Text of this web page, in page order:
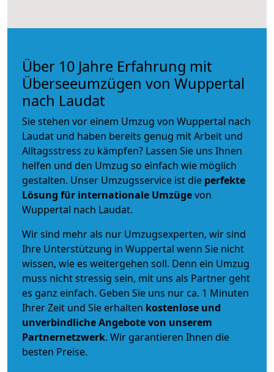
Über 10 Jahre Erfahrung mit
Überseeumzügen von Wuppertal
nach Laudat
Sie stehen vor einem Umzug von Wuppertal nach
Laudat und haben bereits genug mit Arbeit und
Alltagsstress zu kämpfen? Lassen Sie uns Ihnen
helfen und den Umzug so einfach wie möglich
gestalten. Unser Umzugsservice ist die perfekte
Lösung für internationale Umzügevon
Wuppertal nach Laudat.
Wir sind mehr als nur Umzugsexperten, wir sind
Ihre Unterstützung in Wuppertal wenn Sie nicht
wissen, wie es weitergehen soll. Denn ein Umzug
muss nicht stressig sein, mit uns als Partner geht
es ganz einfach. Geben Sie uns nur ca. 1 Minuten
Ihrer Zeit und Sie erhalten kostenlose und
unverbindlicheAngebote von unserem
Partnernetzwerk. Wir garantieren Ihnen die
besten Preise.